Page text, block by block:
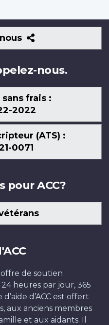
Suivez-
nous
nous.
frais :
2022
(ATS) :
0071
pour ACC?
de soutien
heures par jour, 365
d’ACC est offert
aux anciens membres
et aux aidants. Il